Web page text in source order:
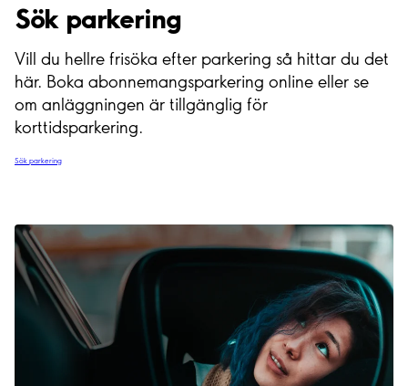
Sök parkering
Vill du hellre frisöka efter parkering så hittar du det
här. Boka abonnemangsparkering online eller se
om anläggningen är tillgänglig för
korttidsparkering.
Sök parkering